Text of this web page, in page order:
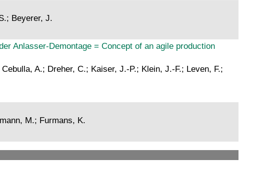
Beyerer, J.
Anlasser-Demontage = Concept of an agile production
A.; Dreher, C.; Kaiser, J.-P.; Klein, J.-F.; Leven, F.;
M.; Furmans, K.